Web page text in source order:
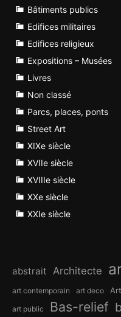
Bâtiments publics
Edifices militaires
Edifices religieux
Expositions – Musées
Livres
Non classé
Parcs, places, ponts
Street Art
XIXe siècle
XVIIe siècle
XVIIIe siècle
XXe siècle
XXIe siècle
abstrait Architecte
art contemporain art deco
art public Bas-relief